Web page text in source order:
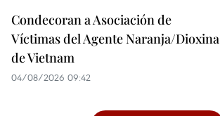
Condecoran a Asociación de
Víctimas del Agente Naranja/Dioxina
de Vietnam
04/08/2026 09:42